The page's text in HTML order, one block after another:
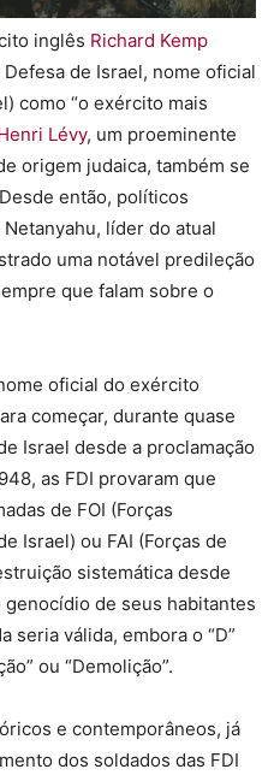
inglês Richard Kemp
de Israel, nome oficial
como “o exército mais
Lévy, um proeminente
origem judaica, também se
então, políticos
líder do atual
uma notável predileção
que falam sobre o
oficial do exército
começar, durante quase
Israel desde a proclamação
as FDI provaram que
de FOI (Forças
Israel) ou FAI (Forças de
sistemática desde
genocídio de seus habitantes
seria válida, embora o “D”
ou “Demolição”.
e contemporâneos, já
dos soldados das FDI